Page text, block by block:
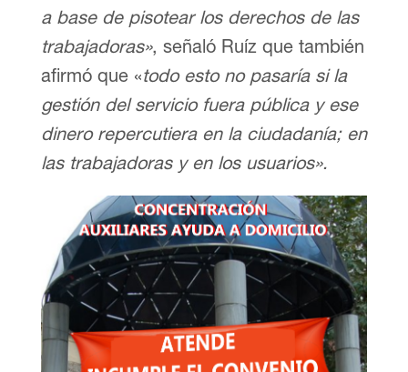
a base de pisotear los derechos de las
trabajadoras», señaló Ruíz que también
afirmó que «todo esto no pasaría si la
gestión del servicio fuera pública y ese
dinero repercutiera en la ciudadanía; en
las trabajadoras y en los usuarios».